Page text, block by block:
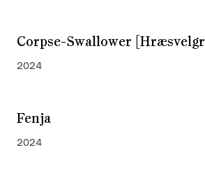
Corpse-Swallower [Hræsvelgr]
2024
Fenja
2024